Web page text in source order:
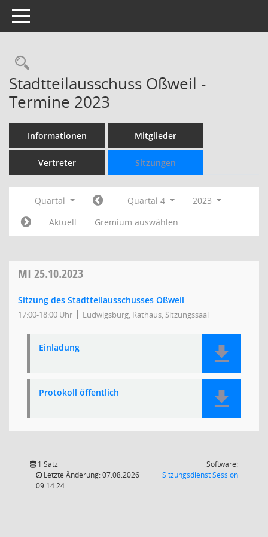
Toggle navigation
Rechercheauswahl
Stadtteilausschuss Oßweil -
Termine 2023
Informationen Mitglieder
Vertreter Sitzungen
Quartal Quartal 4
2023
Aktuell
Gremium auswählen
MI 25.10.2023
Sitzung des Stadtteilausschusses Oßweil
17:00-18:00 Uhr Ludwigsburg, Rathaus, Sitzungssaal
Einladung
Protokoll öffentlich
1 Satz
Letzte Änderung: 07.08.2026
09:14:24
Software:
SitzungsdienstSession(Wird in